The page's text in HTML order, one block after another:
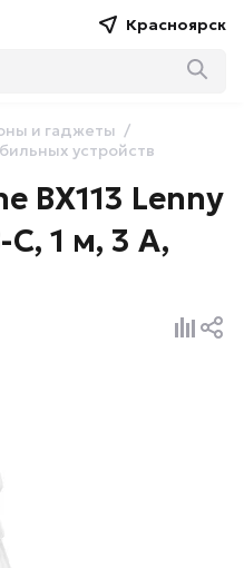
Красноярск
и гаджеты
устройств
BX113 Lenny
C, 1 м, 3 A,